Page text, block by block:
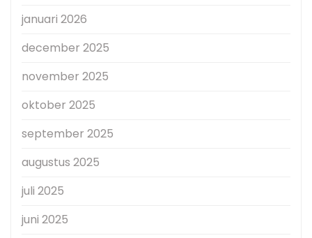
januari 2026
december 2025
november 2025
oktober 2025
september 2025
augustus 2025
juli 2025
juni 2025